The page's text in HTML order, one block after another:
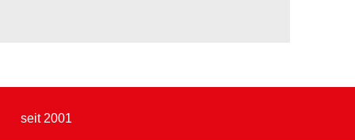
seit 2001